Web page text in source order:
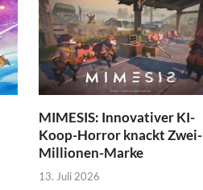
MIMESIS: Innovativer KI-
Koop-Horror knackt Zwei-
Millionen-Marke
13. Juli 2026